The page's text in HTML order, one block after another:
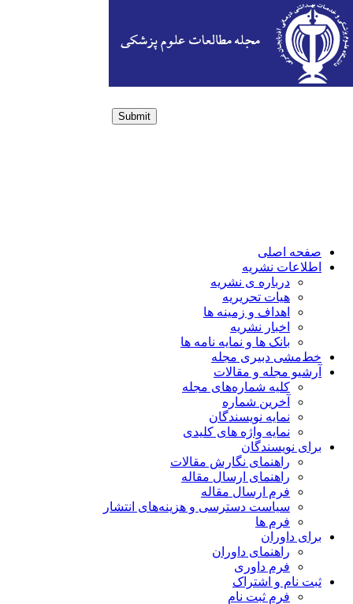
Submit
صفحه اصلی
اطلاعات نشریه
درباره ی نشریه
هیات تحریریه
اهداف و زمینه ها
اخبار نشریه
بانک ها و نمایه نامه ها
خط‌مشی دبیری مجله
آرشیو مجله و مقالات
کلیه شماره‌های مجله
آخرین شماره
نمایه نویسندگان
نمایه واژه های کلیدی
برای نویسندگان
راهنمای نگارش مقالات
راهنمای ارسال مقاله
فرم ارسال مقاله
سیاست دسترسی و هزینه‌های انتشار
فرم ها
برای داوران
راهنمای داوران
فرم داوری
ثبت نام و اشتراک
فرم ثبت نام